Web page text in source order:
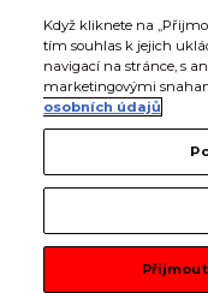
Když kliknete na
tím souhlas k jejich
navigací na stránce, s
marketingovými
osobních údajů